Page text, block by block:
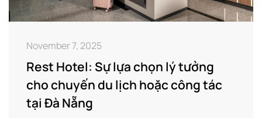
November 7, 2025
Rest Hotel: Sự lựa chọn lý tưởng
cho chuyến du lịch hoặc công tác
tại Đà Nẵng